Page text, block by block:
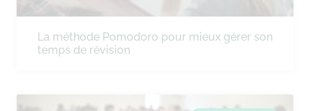
La méthode Pomodoro pour mieux gérer son
temps de révision